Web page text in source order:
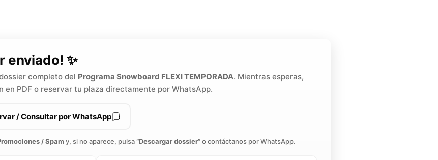
enviado! ✨
completo del Programa Snowboard FLEXI TEMPORADA. Mientras esperas,
en PDF o reservar tu plaza directamente por WhatsApp.
/ Consultar por WhatsApp
/ Spam y, si no aparece, pulsa“Descargar dossier”o contáctanos por WhatsApp.